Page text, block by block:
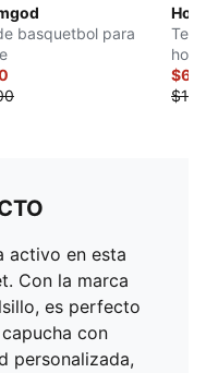
basquetbol para
activo en esta
Con la marca
es perfecto
con
personalizada,